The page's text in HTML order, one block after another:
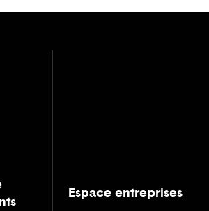
Espace entreprises